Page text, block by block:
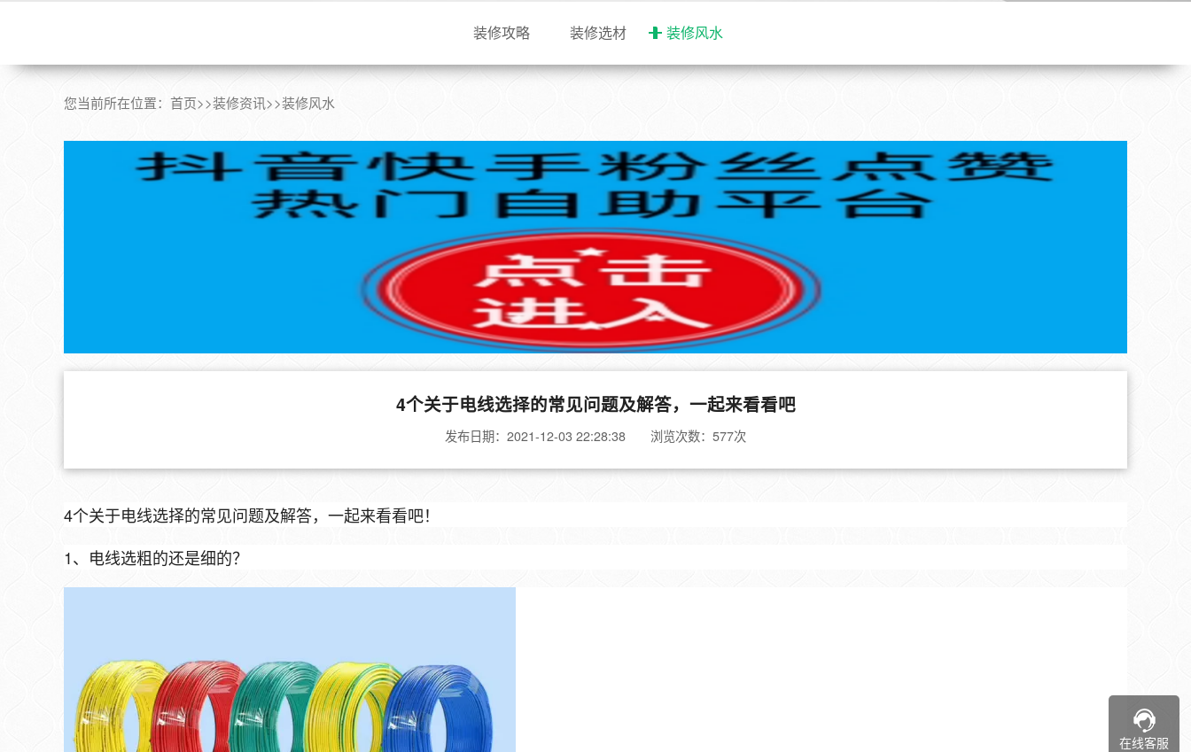
装修攻略 装修选材 装修风水
您当前所在位置： 首页>>装修资讯>>装修风水
4个关于电线选择的常见问题及解答，一起来看看吧
发布日期：2021-12-03 22:28:38 浏览次数：577次
4个关于电线选择的常见问题及解答，一起来看看吧！
1、电线选粗的还是细的？
在线客服